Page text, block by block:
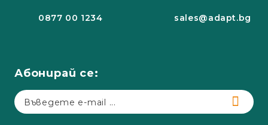
0877 00 1234 sales@adapt.bg
Абонирай се: